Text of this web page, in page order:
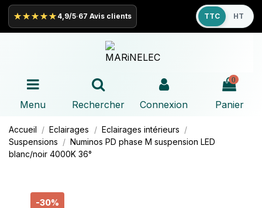
★★★★★ 4,9/5·67 Avis clients TTC HT
Menu Rechercher Connexion
0
Panier
Accueil Eclairages
Eclairages intérieurs
Suspensions
Numinos PD phase M suspension LED
blanc/noir 4000K 36°
-30%